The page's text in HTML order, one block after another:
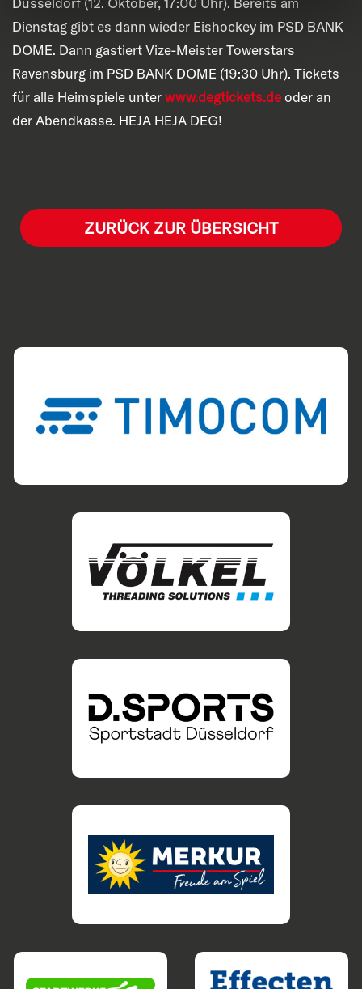
Dienstag gibt es dann wieder Eishockey im PSD BANK
DOME. Dann gastiert Vize-Meister Towerstars
Ravensburg im PSD BANK DOME (19:30 Uhr). Tickets
für alle Heimspiele unterwww.degtickets.deoder an
der Abendkasse. HEJA HEJA DEG!
ZURÜCK ZUR ÜBERSICHT